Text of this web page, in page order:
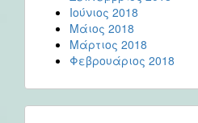
Ιούνιος 2018
Μάιος 2018
Μάρτιος 2018
Φεβρουάριος 2018